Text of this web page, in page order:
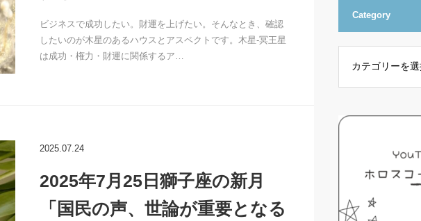
ビジネスで成功したい。財運を上げたい。そんなとき、確認
したいのが木星のあるハウスとアスペクトです。木星-冥王星
は成功・権力・財運に関係するア…
2025.07.24
2025年7月25日獅子座の新月
「国民の声、世論が重要となる
Category